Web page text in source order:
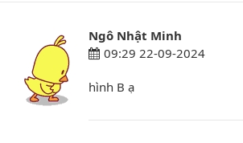
Ngô Nhật Minh
09:29 22-09-2024
hình B ạ